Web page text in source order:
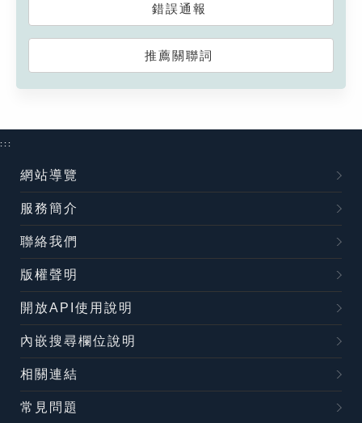
錯誤通報
推薦關聯詞
:::
網站導覽
服務簡介
聯絡我們
版權聲明
開放API使用說明
內嵌搜尋欄位說明
相關連結
常見問題